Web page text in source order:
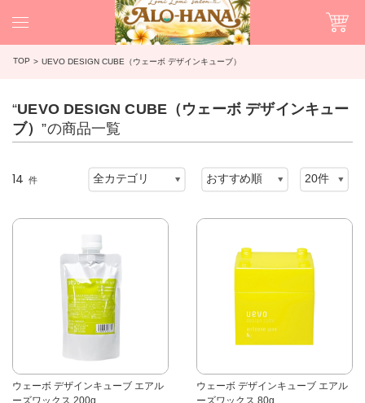
TOP UEVO DESIGN CUBE（ウェーボ デザインキューブ）
“UEVO DESIGN CUBE（ウェーボ デザインキュー
ブ）”の商品一覧
14 件
ウェーボ デザインキューブ エアル
ーズワックス 200g
ウェーボ デザインキューブ エアル
ーズワックス 80g